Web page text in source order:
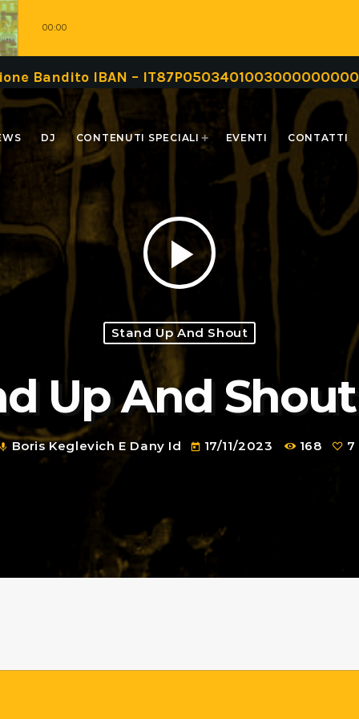
00:00
– IT87P0503401003000000000999
DJ CONTENUTI SPECIALI EVENTI CONTATTI
play_arrow
Stand Up And Shout
Up And
mic Boris Keglevich E Dany Id today 17/11/2023 168 7